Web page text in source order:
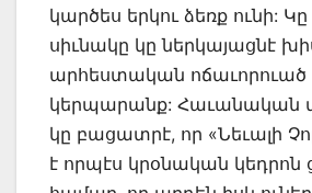
կարծես երկու ձեռք ունի: Կը
սիւնակը կը ներկայացնէ
արհեստական ոճաւորուած
կերպարանք: Հաւանական
կը բացատրէ, որ «Նեւալի
է որպէս կրօնական կեդրոն